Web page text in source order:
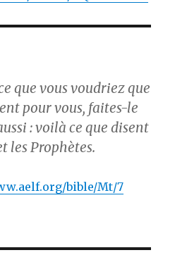
que vous voudriez que
pour vous, faites-le
: voilà ce que disent
les Prophètes.
bible/Mt/7